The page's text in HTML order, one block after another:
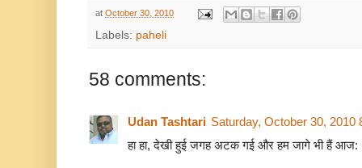
at October 30, 2010
Labels: paheli
58 comments:
Udan Tashtari Saturday, October 30, 2010
हा हा, देखी हुई जगह अटक गई और हम जागे भी हैं आज: